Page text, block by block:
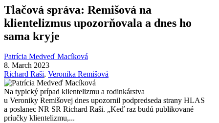
Tlačová správa: Remišová na
klientelizmus upozorňovala a dnes ho
sama kryje
Patrícia Medveď Macíková
8. March 2023
Richard Raši, Veronika Remišová
Na typický prípad klientelizmu a rodinkárstva
u Veroniky Remišovej dnes upozornil podpredseda strany HLAS
a poslanec NR SR Richard Raši. „Keď raz budú publikované
príučky klientelizmu,...